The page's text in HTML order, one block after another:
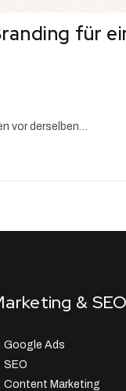
für
vor derselben…
& SEO
Google Ads
SEO
Content Marketing